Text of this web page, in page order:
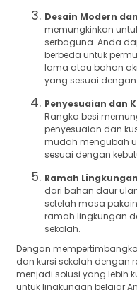
Desain Modern
memungkinkan
serbaguna. Anda
berbeda untuk
lama atau bahan
yang sesuai
Penyesuaian dan
Rangka besi
penyesuaian dan
mudah mengubah
sesuai dengan
Ramah Lingkungan
dari bahan daur
setelah masa
ramah lingkungan
sekolah.
Dengan
dan kursi sekolah dengan
menjadi solusi yang lebih
untuk lingkungan belajar